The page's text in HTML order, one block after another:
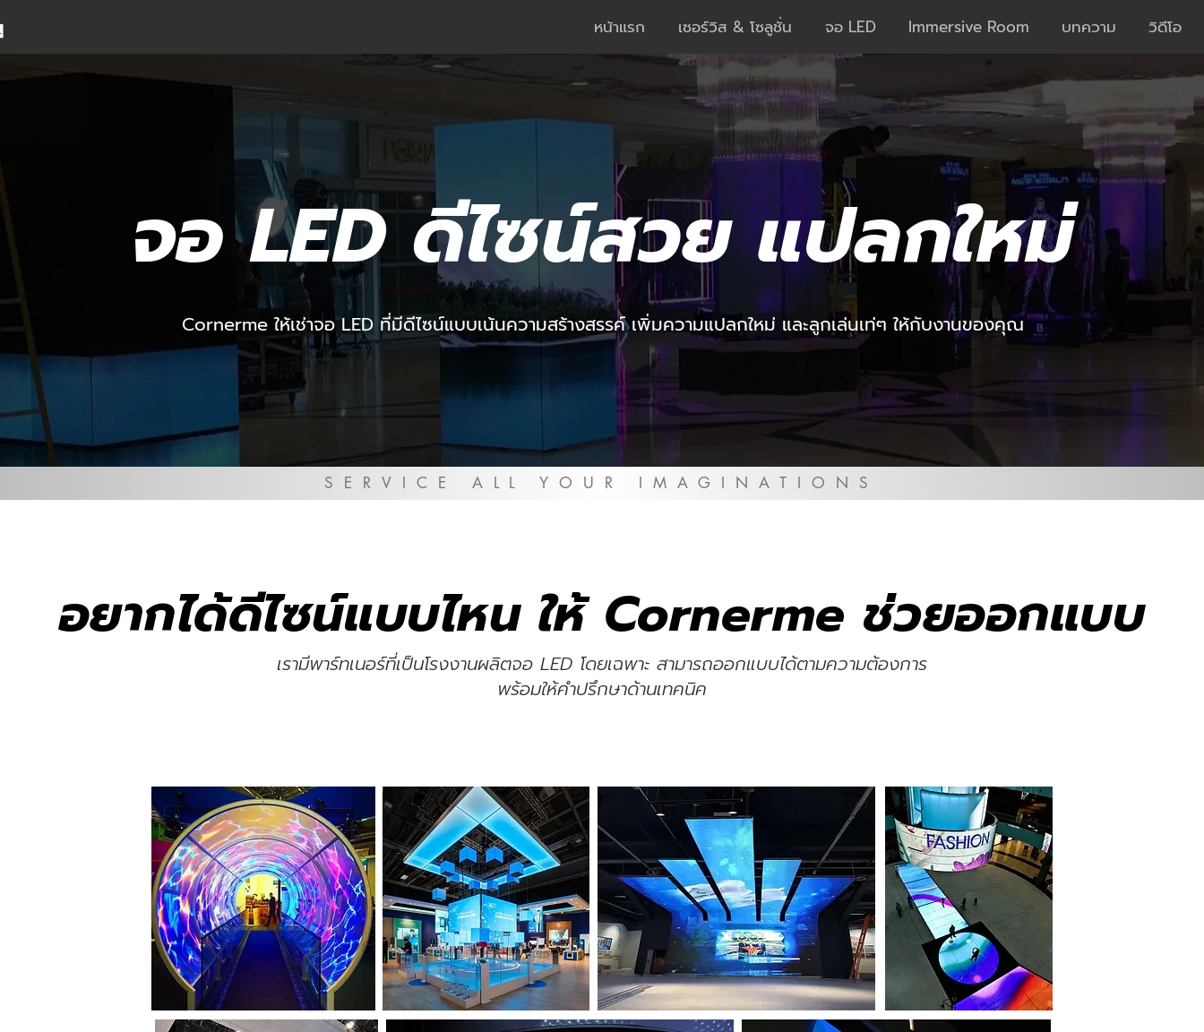
หน้าแรก เซอร์วิส & โซลูชั่น จอ LED Immersive Room บทความ วิดีโอ
จอ LED ดีไซน์สวย แปลกใหม่
Cornerme ให้เช่าจอ LED ที่มีดีไซน์แบบเน้นความสร้างสรรค์ เพิ่มความแปลกใหม่ และลูกเล่นเท่ๆ ให้กับงานของคุณ
SERVICE ALL YOUR IMAGINATIONS
อยากได้ดีไซน์แบบไหน ให้ Cornerme ช่วยออกแบบ
เรามีพาร์ทเนอร์ที่เป็นโรงงานผลิตจอ LED โดยเฉพาะ สามารถออกแบบได้ตามความต้องการ
พร้อมให้คำปรึกษาด้านเทคนิค